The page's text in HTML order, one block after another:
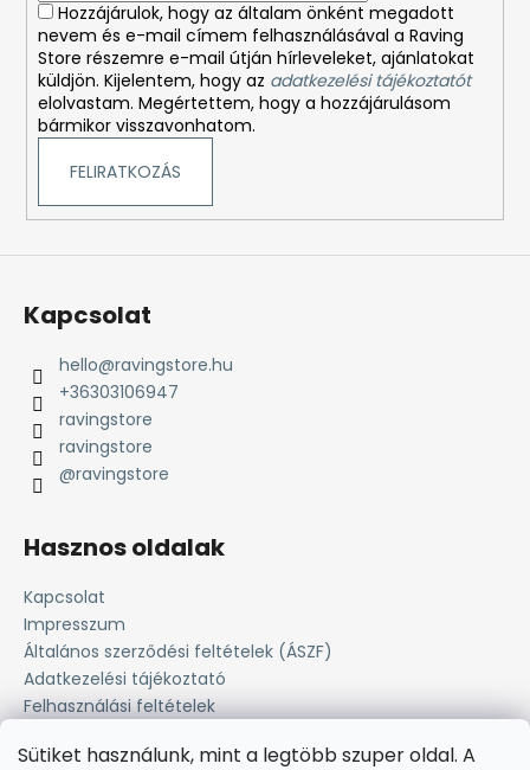
Sütiket használunk, mint a legtöbb szuper oldal. A
Hozzájárulok, hogy az általam önként megadott
nevem és e-mail címem felhasználásával a Raving
Store részemre e-mail útján hírleveleket, ajánlatokat
küldjön. Kijelentem, hogy az adatkezelési tájékoztatót
elolvastam. Megértettem, hogy a hozzájárulásom
bármikor visszavonhatom.
FELIRATKOZÁS
Kapcsolat
hello@ravingstore.hu
+36303106947
ravingstore
ravingstore
@ravingstore
Hasznos oldalak
Kapcsolat
Impresszum
Általános szerződési feltételek (ÁSZF)
Adatkezelési tájékoztató
Felhasználási feltételek
Fizetési lehetőség